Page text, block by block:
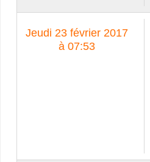
Jeudi 23 février 2017
à 07:53